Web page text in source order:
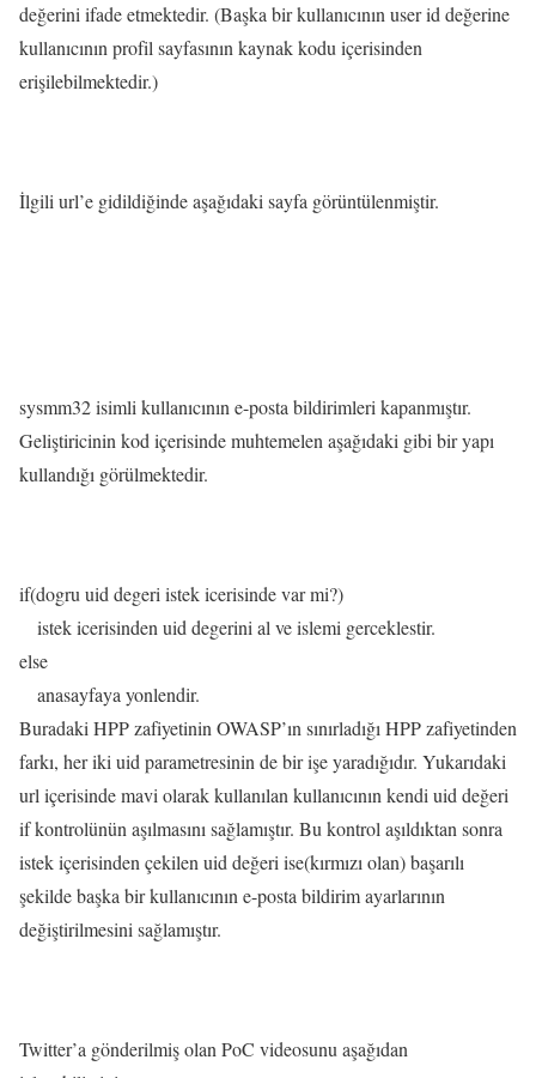
değerini ifade etmektedir. (Başka bir kullanıcının user id değerine
kullanıcının profil sayfasının kaynak kodu içerisinden
erişilebilmektedir.)
İlgili url’e gidildiğinde aşağıdaki sayfa görüntülenmiştir.
sysmm32 isimli kullanıcının e-posta bildirimleri kapanmıştır.
Geliştiricinin kod içerisinde muhtemelen aşağıdaki gibi bir yapı
kullandığı görülmektedir.
if(dogru uid degeri istek icerisinde var mi?)
istek icerisinden uid degerini al ve islemi gerceklestir.
else
anasayfaya yonlendir.
Buradaki HPP zafiyetinin OWASP’ın sınırladığı HPP zafiyetinden
farkı, her iki uid parametresinin de bir işe yaradığıdır. Yukarıdaki
url içerisinde mavi olarak kullanılan kullanıcının kendi uid değeri
if kontrolünün aşılmasını sağlamıştır. Bu kontrol aşıldıktan sonra
istek içerisinden çekilen uid değeri ise(kırmızı olan) başarılı
şekilde başka bir kullanıcının e-posta bildirim ayarlarının
değiştirilmesini sağlamıştır.
Twitter’a gönderilmiş olan PoC videosunu aşağıdan